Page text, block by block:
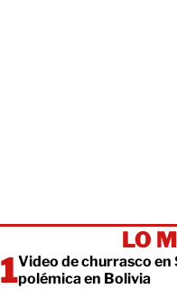
LO
Video de churrasco en
polémica en Bolivia